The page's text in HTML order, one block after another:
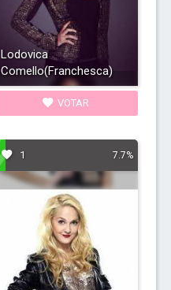
Lodovica
Comello(Franchesca)
VOTAR
1 7.7%